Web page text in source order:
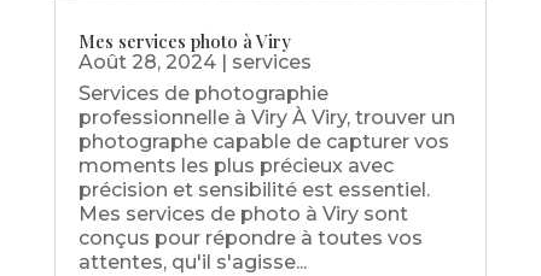
Mes services photo à Viry
Août 28, 2024| services
Services de photographie
professionnelle à Viry À Viry, trouver un
photographe capable de capturer vos
moments les plus précieux avec
précision et sensibilité est essentiel.
Mes services de photo à Viry sont
conçus pour répondre à toutes vos
attentes, qu'il s'agisse...